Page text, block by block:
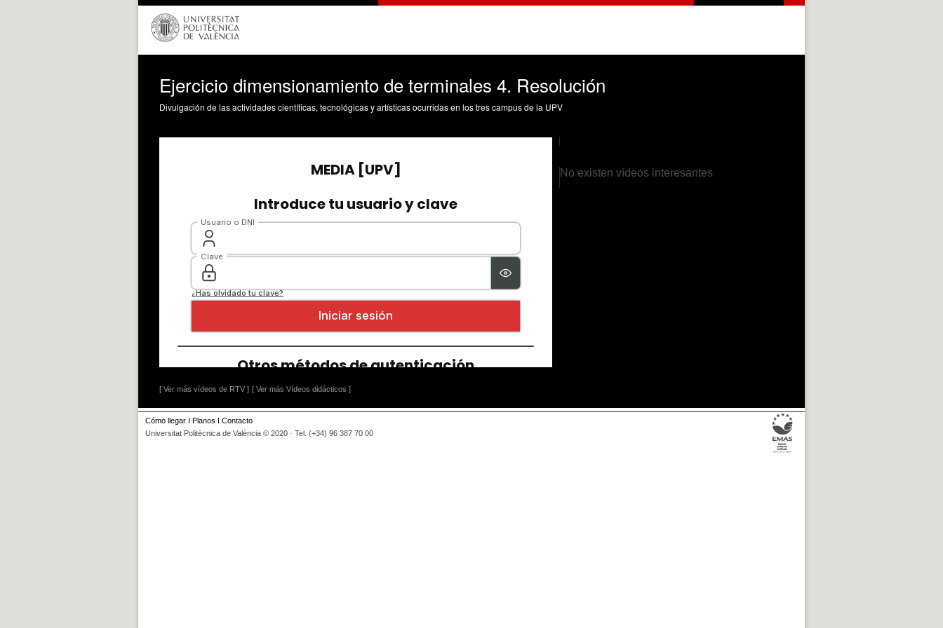
Ejercicio dimensionamiento de terminales 4. Resolución
Divulgación de las actividades científicas, tecnológicas y artísticas ocurridas en los tres campus de la UPV
[ Ver más vídeos de RTV ] [ Ver más Vídeos didácticos ]
No existen vídeos interesantes
Cómo llegar I Planos I Contacto
Universitat Politècnica de València © 2020 · Tel. (+34) 96 387 70 00